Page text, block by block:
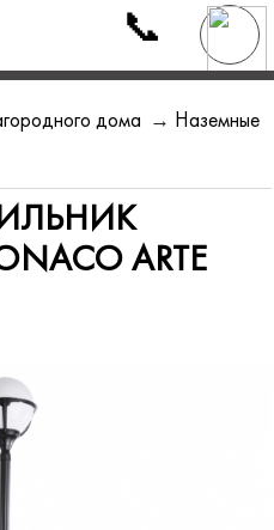
📞
дома → Наземные
ARTE